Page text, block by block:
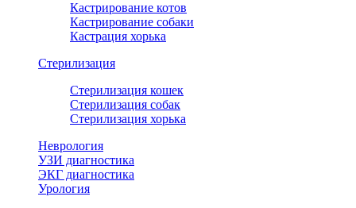
Кастрирование котов
Кастрирование собаки
Кастрация хорька
Стерилизация
Стерилизация кошек
Стерилизация собак
Стерилизация хорька
Неврология
УЗИ диагностика
ЭКГ диагностика
Урология